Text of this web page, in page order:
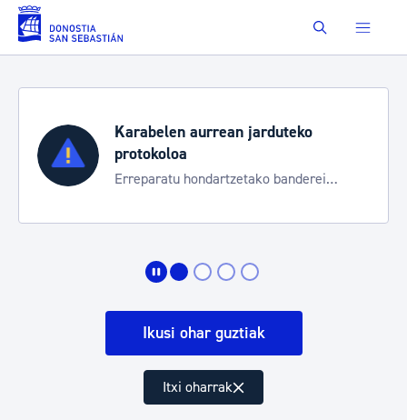
Eduki nagusira joan Buscar
Aste Nagusia 2026
Trafiko mozketak eta
bereziak
Ikusi ohar guztiak
Itxi oharrak